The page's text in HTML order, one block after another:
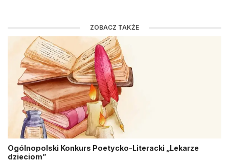
ZOBACZ TAKŻE
Ogólnopolski Konkurs Poetycko-Literacki „Lekarze
dzieciom”